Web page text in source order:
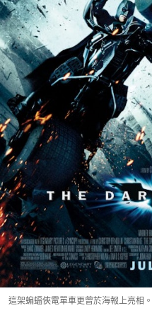
這架蝙蝠俠電單車更曾於海報上亮相